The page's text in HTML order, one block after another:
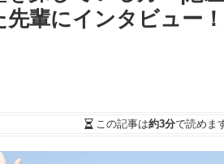
輩にインタビュー
この記事は約3分で読めま